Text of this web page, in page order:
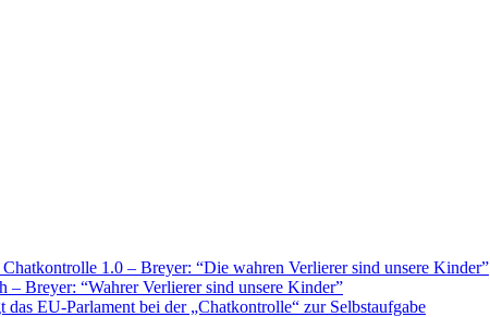
1.0 – Breyer: “Die wahren Verlierer sind unsere Kinder”
Breyer: “Wahrer Verlierer sind unsere Kinder”
EU-Parlament bei der „Chatkontrolle“ zur Selbstaufgabe